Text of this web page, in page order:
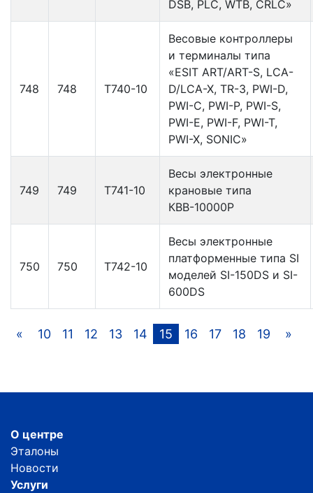
DSB, PLC, WTB, CRLC»
748 748 Т740-10
Весовые контроллеры
и терминалы типа
«ESIT ART/ART-S, LCA-
D/LCA-X, TR-3, PWI-D,
PWI-C, PWI-P, PWI-S,
PWI-E, PWI-F, PWI-T,
PWI-X, SONIC»
749 749 Т741-10
Весы электронные
крановые типа
КВВ-10000Р
750 750 Т742-10
Весы электронные
платформенные типа SI
моделей SI-150DS и SI-
600DS
« 10 11 12 13 14 15 16 17 18 19 »
О центре
Эталоны
Новости
Услуги